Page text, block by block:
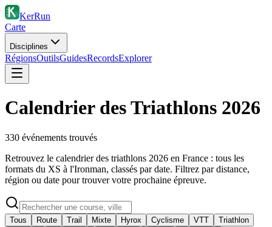
KerRun
Carte
Disciplines
RégionsOutilsGuidesRecordsExplorer
Calendrier des Triathlons 2026
330 événements trouvés
Retrouvez le calendrier des triathlons 2026 en France : tous les
formats du XS à l'Ironman, classés par date. Filtrez par distance,
région ou date pour trouver votre prochaine épreuve.
Tous Route Trail Mixte Hyrox Cyclisme VTT
Triathlon